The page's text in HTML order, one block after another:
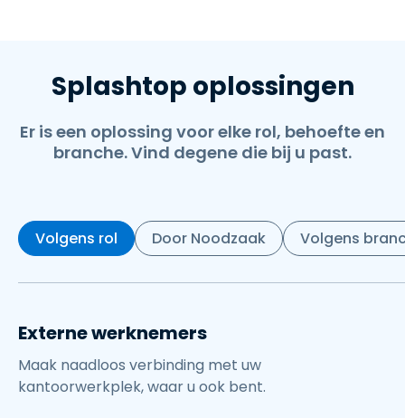
Splashtop oplossingen
Er is een oplossing voor elke rol, behoefte en
branche. Vind degene die bij u past.
Volgens rol Door Noodzaak Volgens
Externe werknemers
Maak naadloos verbinding met uw
kantoorwerkplek, waar u ook bent.